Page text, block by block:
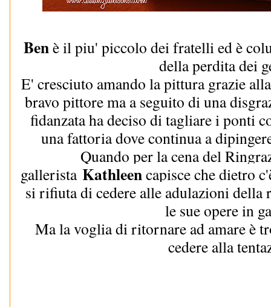
Benè il piu' piccolo dei fratelli ed è
della perdita dei
E' cresciuto amando la pittura grazie
bravo pittore ma a seguito di una
fidanzata ha deciso di tagliare i ponti
una fattoria dove continua a
Quando per la cena del
gallerista Kathleencapisce che dietro
si rifiuta di cedere alle adulazioni della
le sue opere in
Ma la voglia di ritornare ad amare è
cedere alla